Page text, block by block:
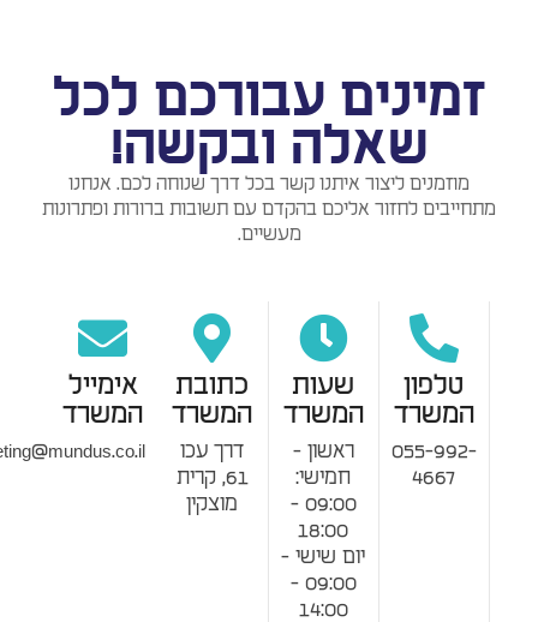
זמינים עבורכם לכל
שאלה ובקשה!
מוזמנים ליצור איתנו קשר בכל דרך שנוחה לכם. אנחנו
לחזור אליכם בהקדם עם תשובות ברורות ופתרונות
מעשיים.
טלפון
המשרד
⁦055-992-
שעות
המשרד
ראשון -
חמישי:
09:00 -
18:00
יום שישי -
09:00 -
14:00
כתובת
המשרד
דרך עכו
61, קרית
מוצקין
אימייל
המשרד
marketing@mundus.co.il